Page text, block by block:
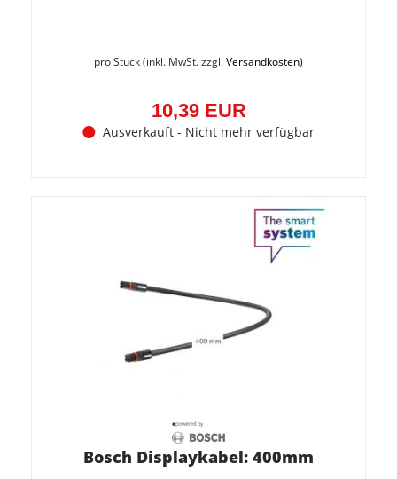
pro Stück (inkl. MwSt. zzgl.Versandkosten)
10,39 EUR
Ausverkauft - Nicht mehr verfügbar
Bosch Displaykabel: 400mm